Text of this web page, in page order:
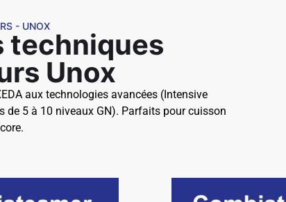
- UNOX
techniques
Unox
aux technologies avancées (Intensive
de 5 à 10 niveaux GN). Parfaits pour cuisson